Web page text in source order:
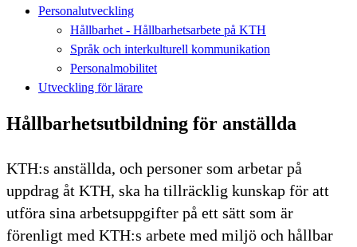
Personalutveckling
Hållbarhet - Hållbarhetsarbete på KTH
Språk och interkulturell kommunikation
Personalmobilitet
Utveckling för lärare
Hållbarhetsutbildning för anställda
KTH:s anställda, och personer som arbetar på
uppdrag åt KTH, ska ha tillräcklig kunskap för att
utföra sina arbetsuppgifter på ett sätt som är
förenligt med KTH:s arbete med miljö och hållbar